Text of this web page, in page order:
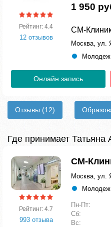
Рейтинг: 4.4
12 отзывов
1 950
СМ-
Москва, ул.
Онлайн запись
Отзывы (12)
Где принимает Татьяна
Рейтинг: 4.7
993 отзыва
СМ-
Москва, ул.
Пн-Пт:
Сб:
Вс: